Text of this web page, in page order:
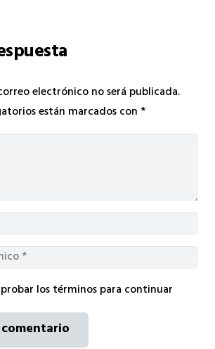
electrónico no será publicada.
están marcados con*
los términos para continuar